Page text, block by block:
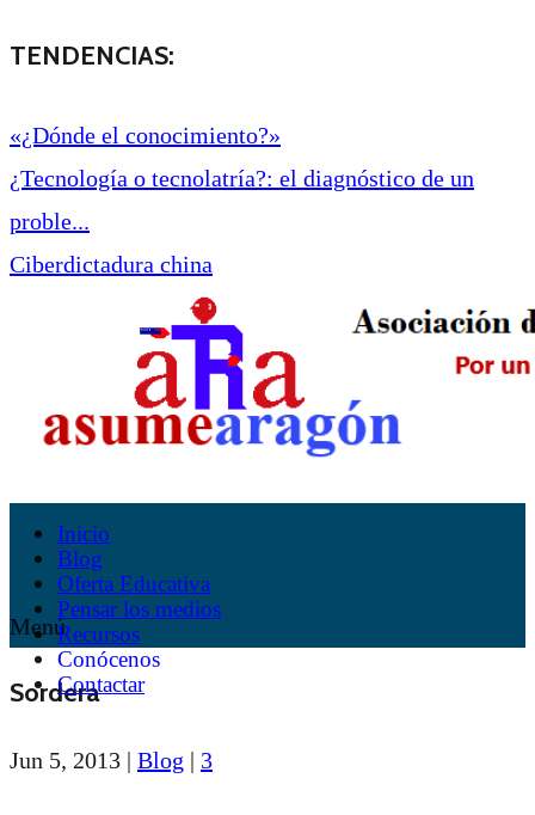
TENDENCIAS:
«¿Dónde el conocimiento?»
¿Tecnología o tecnolatría?: el diagnóstico de un
proble...
Ciberdictadura china
Inicio
Blog
Oferta Educativa
Pensar los medios
Recursos
Conócenos
Contactar
Menú
Sordera
Jun 5, 2013 | Blog | 3